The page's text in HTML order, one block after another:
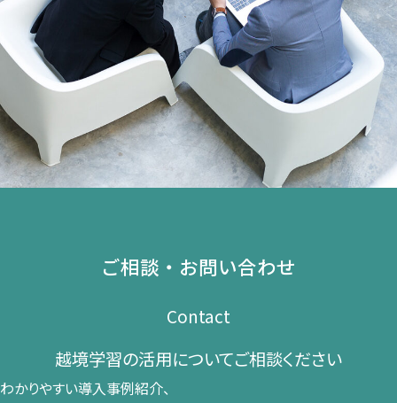
ご相談・お問い合わせ
Contact
越境学習の​活用に​ついて​ご相談ください​
わかりやすい導入事例紹介、​